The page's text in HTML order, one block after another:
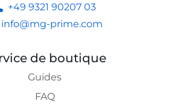
+49 9321 90207 03
info@mg-prime.com
de boutique
Guides
FAQ